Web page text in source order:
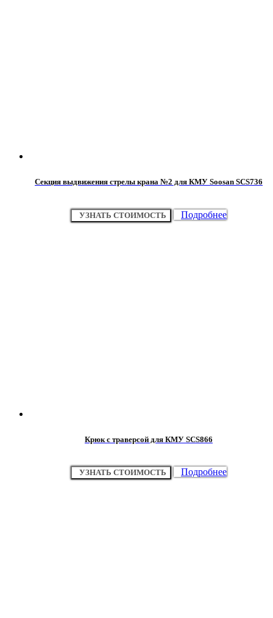
Секция выдвижения стрелы крана №2 для КМУ Soosan SCS736
УЗНАТЬ СТОИМОСТЬ Подробнее
Крюк с траверсой для КМУ SCS866
УЗНАТЬ СТОИМОСТЬ Подробнее